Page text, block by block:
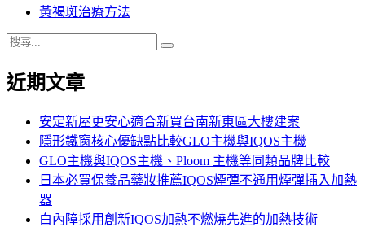
黃褐斑治療方法
搜
關
近期文章
安定新屋更安心適合新買台南新東區大樓建案
隱形鐵窗核心優缺點比較GLO主機與IQOS主機
GLO主機與IQOS主機、Ploom 主機等同類品牌比較
日本必買保養品藥妝推薦IQOS煙彈不通用煙彈插入加熱
器
白內障採用創新IQOS加熱不燃燒先進的加熱技術